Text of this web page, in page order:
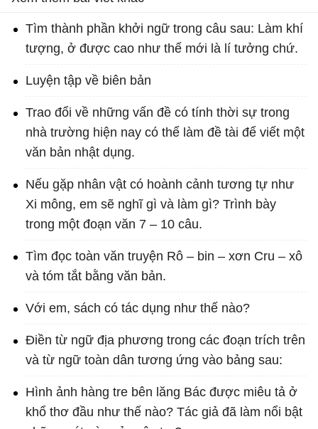
Tìm thành phần khởi ngữ trong câu sau: Làm khí
tượng, ở được cao như thế mới là lí tưởng chứ.
Luyện tập về biên bản
Trao đổi về những vấn đề có tính thời sự trong
nhà trường hiện nay có thể làm đề tài để viết một
văn bản nhật dụng.
Nếu gặp nhân vật có hoành cảnh tương tự như
Xi mông, em sẽ nghĩ gì và làm gì? Trình bày
trong một đoạn văn 7 – 10 câu.
Tìm đọc toàn văn truyện Rô – bin – xơn Cru – xô
và tóm tắt bằng văn bản.
Với em, sách có tác dụng như thế nào?
Điền từ ngữ địa phương trong các đoạn trích trên
và từ ngữ toàn dân tương ứng vào bảng sau:
Hình ảnh hàng tre bên lăng Bác được miêu tả ở
khổ thơ đầu như thế nào? Tác giả đã làm nổi bật